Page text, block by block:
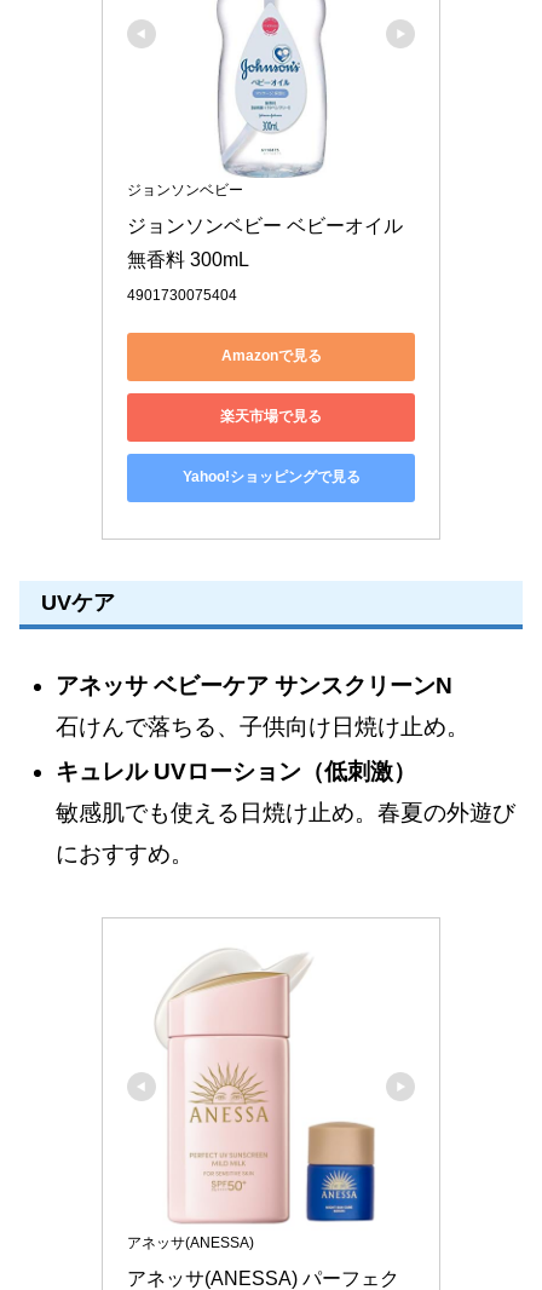
ジョンソンベビー
ジョンソンベビー ベビーオイル
無香料 300mL
4901730075404
Amazonで見る
楽天市場で見る
Yahoo!ショッピングで見る
UVケア
アネッサ ベビーケア サンスクリーンN
石けんで落ちる、子供向け日焼け止め。
キュレル UVローション（低刺激）
敏感肌でも使える日焼け止め。春夏の外遊び
におすすめ。
アネッサ(ANESSA)
アネッサ(ANESSA) パーフェク